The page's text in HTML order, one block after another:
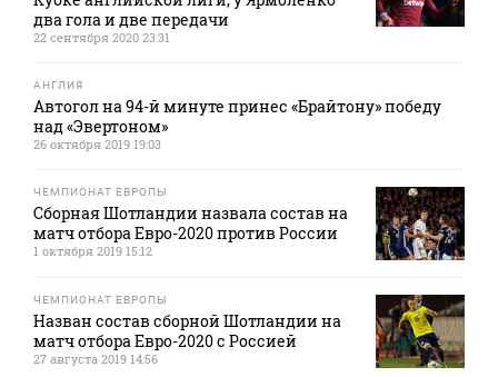
два гола и две передачи
22 сентября 2020 23:31
АНГЛИЯ
Автогол на 94-й минуте принес «Брайтону» победу
над «Эвертоном»
26 октября 2019 19:03
ЧЕМПИОНАТ ЕВРОПЫ
Cборная Шотландии назвала состав на
матч отбора Евро-2020 против России
1 октября 2019 15:12
ЧЕМПИОНАТ ЕВРОПЫ
Назван состав сборной Шотландии на
матч отбора Евро-2020 с Россией
27 августа 2019 14:56